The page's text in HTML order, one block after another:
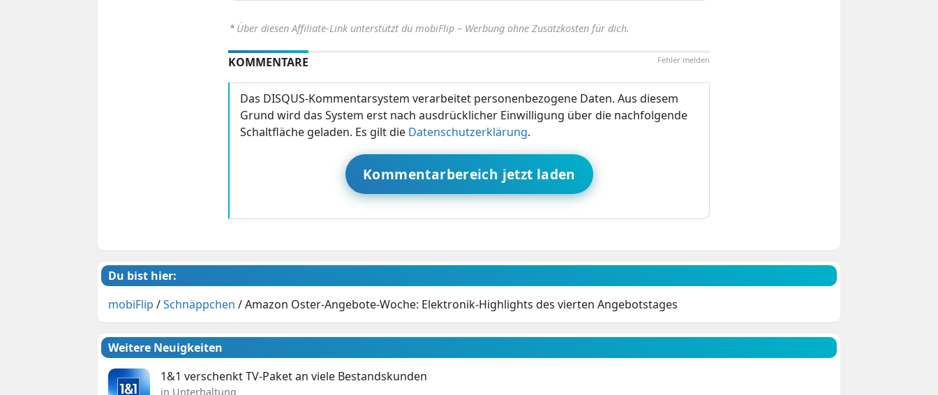
⋆ Über diesen Affiliate-Link unterstützt du mobiFlip – Werbung ohne Zusatzkosten für dich.
Fehler melden
KOMMENTARE
Das DISQUS-Kommentarsystem verarbeitet personenbezogene Daten. Aus diesem
Grund wird das System erst nach ausdrücklicher Einwilligung über die nachfolgende
Schaltfläche geladen. Es gilt die Datenschutzerklärung.
Kommentarbereich jetzt laden
Du bist hier:
mobiFlip /Schnäppchen /Amazon Oster-Angebote-Woche: Elektronik-Highlights des vierten Angebotstages
Weitere Neuigkeiten
1&1 verschenkt TV-Paket an viele Bestandskunden
in Unterhaltung